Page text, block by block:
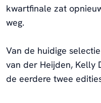
kwartfinale zat
weg.
Van de huidige
van der Heijden, Kelly
de eerdere twee